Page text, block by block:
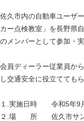
佐久市内の自動車ユーザ
カー点検教室」を長野県
のメンバーとして参加・実
会員ディーラー従業員か
し交通安全に役立てても
１.実施日時 令和5年9
２.場 所 佐久市サン